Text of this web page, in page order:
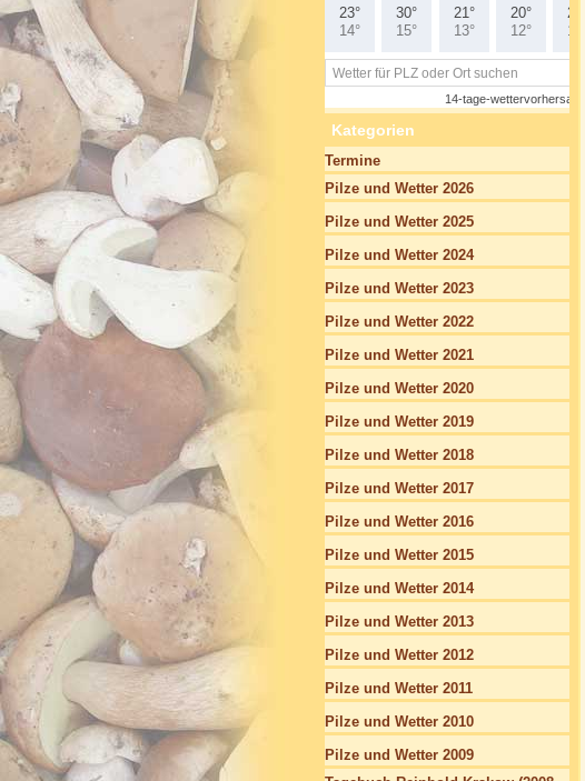
Kategorien
Termine
Pilze und Wetter 2026
Pilze und Wetter 2025
Pilze und Wetter 2024
Pilze und Wetter 2023
Pilze und Wetter 2022
Pilze und Wetter 2021
Pilze und Wetter 2020
Pilze und Wetter 2019
Pilze und Wetter 2018
Pilze und Wetter 2017
Pilze und Wetter 2016
Pilze und Wetter 2015
Pilze und Wetter 2014
Pilze und Wetter 2013
Pilze und Wetter 2012
Pilze und Wetter 2011
Pilze und Wetter 2010
Pilze und Wetter 2009